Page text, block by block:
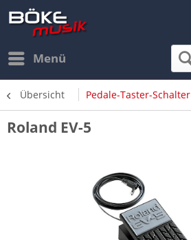
Menü
Übersicht Pedale-Taster-Schalter
Roland EV-5